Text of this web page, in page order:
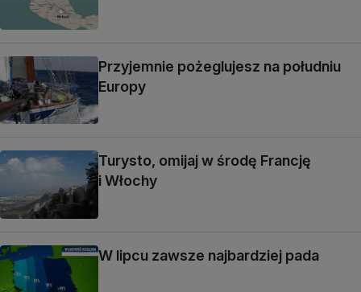
Przyjemnie pożeglujesz na południu
Europy
Turysto, omijaj w środę Francję
i Włochy
W lipcu zawsze najbardziej pada